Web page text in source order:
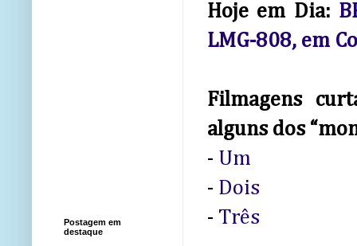
Hoje em Dia:
LMG-808, em
Filmagens
alguns dos
- Um
- Dois
- Três
Postagem em
destaque